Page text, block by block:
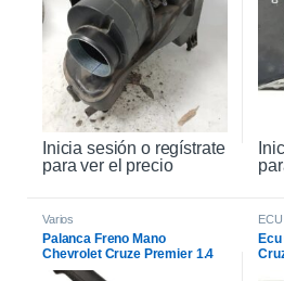
Inicia sesión o regístrate
para ver el precio
Varios
Palanca Freno Mano
Chevrolet Cruze Premier 1.4
2021